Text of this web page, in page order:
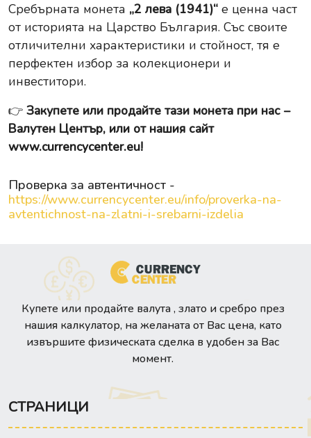
Сребърната монета „2 лева (1941)“ е ценна част
от историята на Царство България. Със своите
отличителни характеристики и стойност, тя е
перфектен избор за колекционери и
инвеститори.
👉 Закупете или продайте тази монета при нас –
Валутен Център, или от нашия сайт
www.currencycenter.eu!
Проверка за автентичност -
https://www.currencycenter.eu/info/proverka-na-
avtentichnost-na-zlatni-i-srebarni-izdelia
Купете или продайте валута , злато и сребро през
нашия калкулатор, на желаната от Вас цена, като
извършите физическата сделка в удобен за Вас
момент.
СТРАНИЦИ